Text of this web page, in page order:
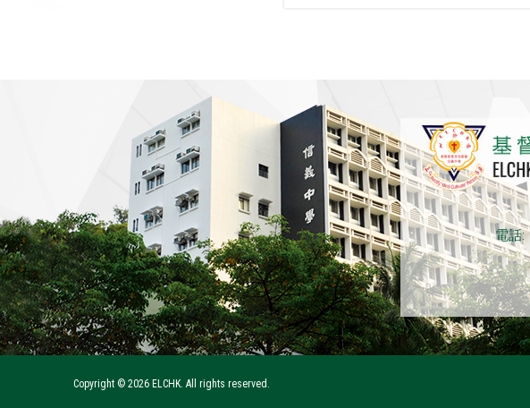
電話:
Copyright © 2026 ELCHK. All rights reserved.